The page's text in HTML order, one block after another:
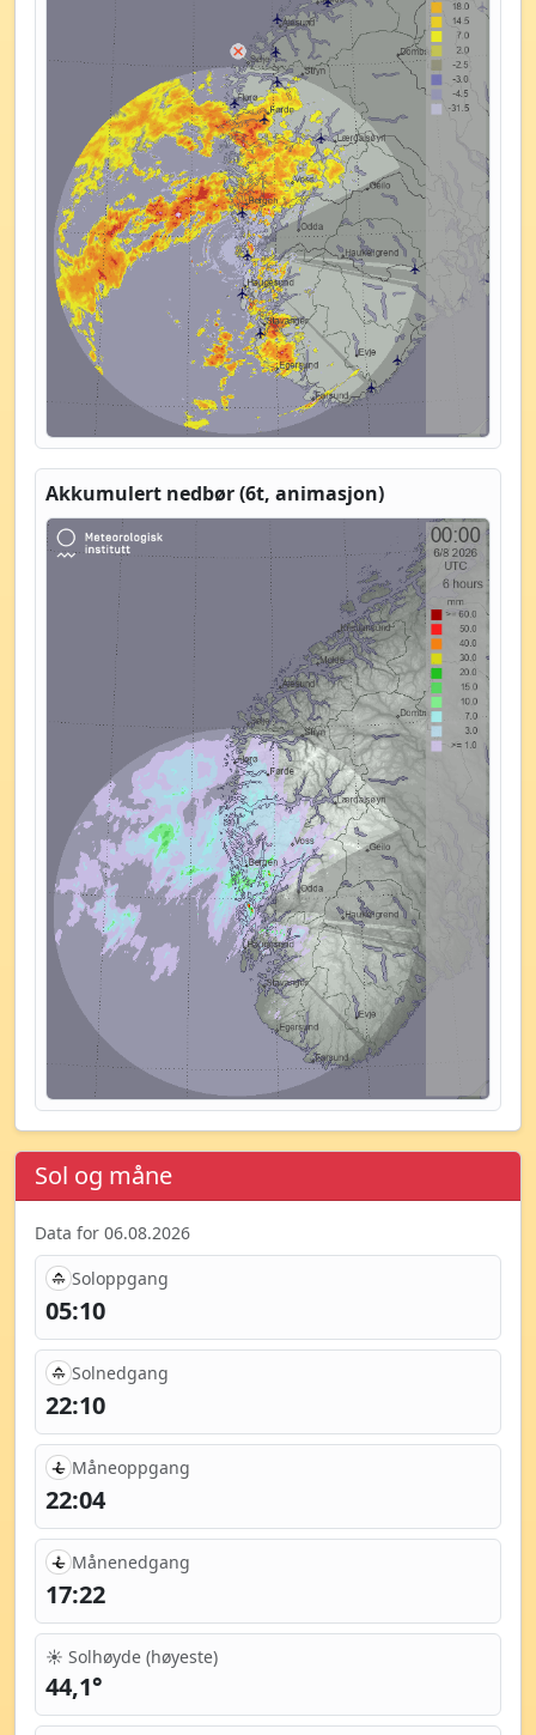
Akkumulert nedbør (6t, animasjon)
Sol og måne
Data for 06.08.2026
Soloppgang
05:10
Solnedgang
22:10
Måneoppgang
22:04
Månenedgang
17:22
☀️ Solhøyde (høyeste)
44,1°